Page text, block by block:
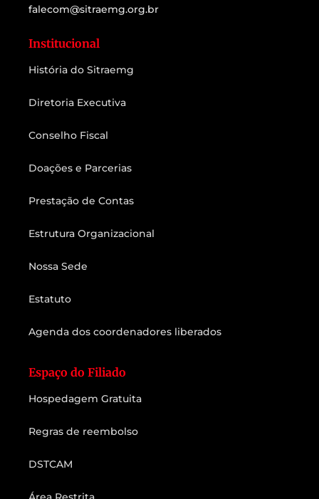
falecom@sitraemg.org.br
Institucional
História do Sitraemg
Diretoria Executiva
Conselho Fiscal
Doações e Parcerias
Prestação de Contas
Estrutura Organizacional
Nossa Sede
Estatuto
Agenda dos coordenadores liberados
Espaço do Filiado
Hospedagem Gratuita
Regras de reembolso
DSTCAM